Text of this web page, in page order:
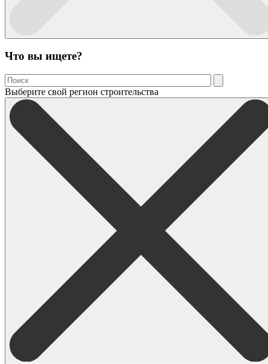
Что вы ищете?
Выберите свой регион строительства